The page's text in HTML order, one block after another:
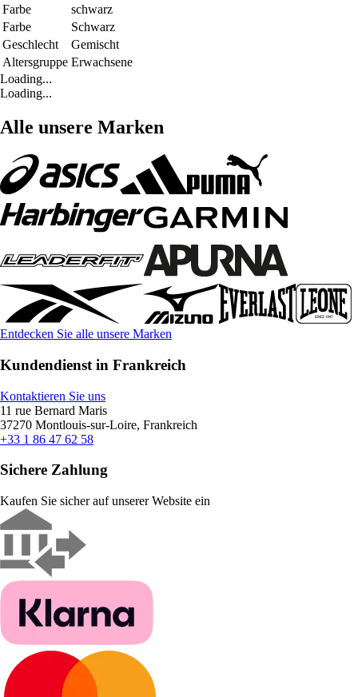
Farbe
schwarz
Farbe
Schwarz
Geschlecht
Gemischt
Altersgruppe Erwachsene
Loading...
Loading...
Alle unsere Marken
Entdecken Sie alle unsere Marken
Kundendienst in Frankreich
Kontaktieren Sie uns
11 rue Bernard Maris
37270 Montlouis-sur-Loire, Frankreich
+33 1 86 47 62 58
Sichere Zahlung
Kaufen Sie sicher auf unserer Website ein